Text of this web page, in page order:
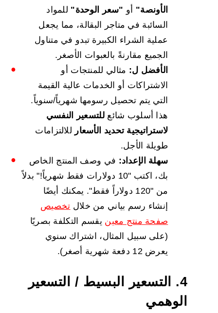
الأونصة" أو "سعر الوحدة" للمواد
السائبة في متاجر البقالة، مما يجعل
عملية الشراء الكبيرة تبدو في متناول
الجميع مقارنةً بالعبوات الأصغر.
الأفضل ل: مثالي للمنتجات أو
الاشتراكات أو الخدمات عالية القيمة
التي يتم تحصيل رسومها شهرياً/سنوياً.
هذا أسلوب شائعللتسعير النفسي
لاستراتيجية تحديد الأسعار للالتزامات
طويلة الأجل.
سهلة الإعداد: في وصف المنتج الخاص
بك، اكتب "10 دولارات فقط شهرياً!" بدلاً
من "120 دولاراً فقط". يمكنك أيضًا
إنشاء رسم بياني من خلال تخصيص
صفحة منتج معين يقسم التكلفة بصريًا
(على سبيل المثال، اشتراك سنوي
يعرض 12 دفعة شهرية أصغر).
4. التسعير البسيط / التسعير
الوهمي